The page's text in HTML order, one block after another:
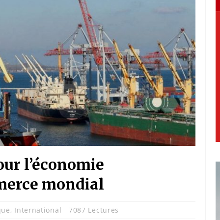
l’économie
mondial
, International 7087 Lectures